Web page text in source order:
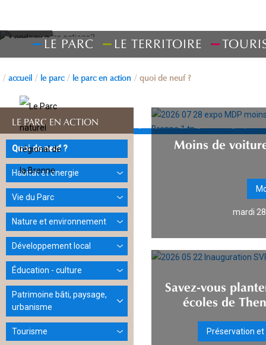
LE PARC LE TERRITOIRE
Quoi de neuf
accueil le parc le parc en action quoi de neuf ?
LE PARC EN ACTION
Quoi de neuf ?
Habitat et énergie
Vie du Parc
Nature et environnement
Développement local
Éducation - culture
Patrimoine bâti, paysage,
urbanisme
Tourisme
Moins de
mardi
Savez-vous
écoles de
Préservation